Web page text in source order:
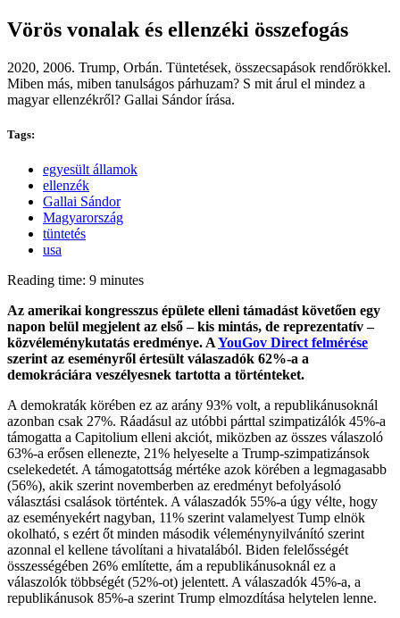
Vörös vonalak és ellenzéki összefogás
2020, 2006. Trump, Orbán. Tüntetések, összecsapások rendőrökkel.
Miben más, miben tanulságos párhuzam? S mit árul el mindez a
magyar ellenzékről? Gallai Sándor írása.
Tags:
egyesült államok
ellenzék
Gallai Sándor
Magyarország
tüntetés
usa
Reading time: 9 minutes
Az amerikai kongresszus épülete elleni támadást követően egy
napon belül megjelent az első – kis mintás, de reprezentatív –
közvéleménykutatás eredménye. AYouGov Direct felmérése
szerint az eseményről értesült válaszadók 62%-a a
demokráciára veszélyesnek tartotta a történteket.
A demokraták körében ez az arány 93% volt, a republikánusoknál
azonban csak 27%. Ráadásul az utóbbi párttal szimpatizálók 45%-a
támogatta a Capitolium elleni akciót, miközben az összes válaszoló
63%-a erősen ellenezte, 21% helyeselte a Trump-szimpatizánsok
cselekedetét. A támogatottság mértéke azok körében a legmagasabb
(56%), akik szerint novemberben az eredményt befolyásoló
választási csalások történtek. A válaszadók 55%-a úgy vélte, hogy
az eseményekért nagyban, 11% szerint valamelyest Tump elnök
okolható, s ezért őt minden második véleménynyilvánító szerint
azonnal el kellene távolítani a hivatalából. Biden felelősségét
összességében 26% említette, ám a republikánusoknál ez a
válaszolók többségét (52%-ot) jelentett. A válaszadók 45%-a, a
republikánusok 85%-a szerint Trump elmozdítása helytelen lenne.